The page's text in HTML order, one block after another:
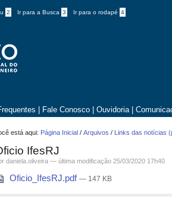
2 Ir para a Busca 3 Ir para o rodapé 4
Fale Conosco Ouvidoria
está aqui: Página Inicial /Arquivos / Links das notícias
IfesRJ
daniela.oliveira —última modificação 25/03/2020 17h40
Oficio_IfesRJ.pdf— 147 KB